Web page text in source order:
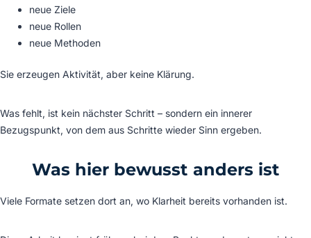
neue Ziele
neue Rollen
neue Methoden
Sie erzeugen Aktivität, aber keine Klärung.
Was fehlt, ist kein nächster Schritt – sondern ein innerer
Bezugspunkt, von dem aus Schritte wieder Sinn ergeben.
Was hier bewusst anders ist
Viele Formate setzen dort an, wo Klarheit bereits vorhanden ist.